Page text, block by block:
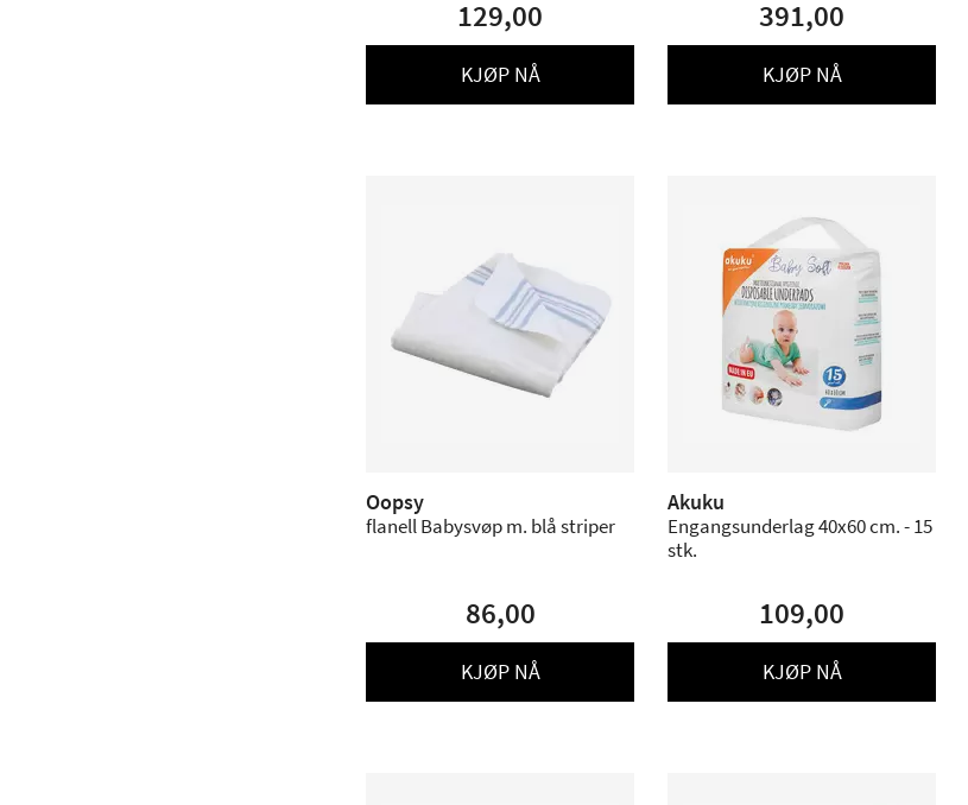
129,00
KJØP NÅ
391,00
KJØP NÅ
Oopsy
flanell Babysvøp m. blå striper
86,00
KJØP NÅ
Akuku
Engangsunderlag 40x60 cm. - 15
stk.
109,00
KJØP NÅ